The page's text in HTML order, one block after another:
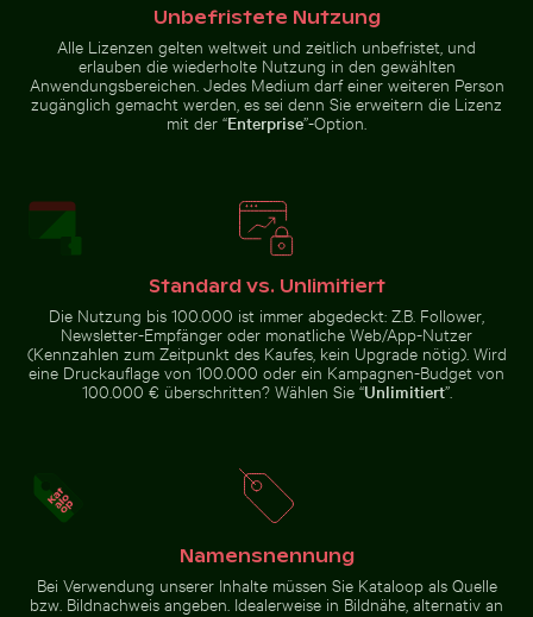
Schneebedecktes
Verkehrsschild in
städtischer
Umgebung
Gefrorener Ast mit kunstvollen
Eisformationen Historisches
Gebäude mit
Turm im
Winter
Stapel von verschiedenen Schokoladentafeln mit
Stapel von verschiedenen
Schokoladentafeln mit
Nüssen
Luftaufnahme von Isla
Chuburná
Frische Tomaten tauchen ins Wasser
Herbstliche Birken
Pelikane auf ruhigem Wasser Eleganter Tulpenstrauß in
Glasvase
Prächtige Fassade des Wat Kanan Tempels in Phuket
Küstendünengräser am
Unbefristete Nutzung
Alle Lizenzen gelten weltweit und zeitlich unbefristet, und
erlauben die wiederholte Nutzung in den gewählten
Anwendungsbereichen. Jedes Medium darf einer weiteren Person
zugänglich gemacht werden, es sei denn Sie erweitern die Lizenz
mit der “Enterprise”-Option.
Standard vs. Unlimitiert
Die Nutzung bis 100.000 ist immer abgedeckt: Z.B. Follower,
Newsletter-Empfänger oder monatliche Web/App-Nutzer
(Kennzahlen zum Zeitpunkt des Kaufes, kein Upgrade nötig). Wird
eine Druckauflage von 100.000 oder ein Kampagnen-Budget von
100.000 € überschritten? Wählen Sie “Unlimitiert”.
Namensnennung
Bei Verwendung unserer Inhalte müssen Sie Kataloop als Quelle
bzw. Bildnachweis angeben. Idealerweise in Bildnähe, alternativ an